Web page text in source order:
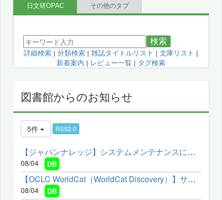
日文研OPAC その他のタブ
検索
詳細検索 | 分類検索 | 雑誌タイトルリスト | 文庫リスト |
新着案内 | レビュー一覧 | タグ検索
図書館からのお知らせ
5件 RSS2.0
【ジャパンナレッジ】システムメンテナンスによるサービス停止の...
08/04 DB
【OCLC WorldCat（WorldCat Discovery）】サービスメンテナンスの...
08/04 DB